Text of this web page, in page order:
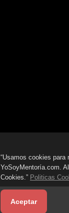
“Usamos cookies para
YoSoyMentoría.com.
Cookies.” Politicas
Aceptar